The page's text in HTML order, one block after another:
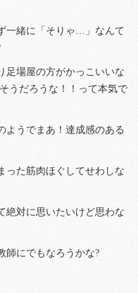
一緒に「そりゃ…」なんて
足場屋の方がかっこいいな
うだろうな！！って本気で
ようでまあ！達成感のある
った筋肉ほぐしてせわしな
絶対に思いたいけど思わな
師にでもなろうかな?